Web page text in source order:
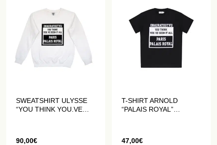
SWEATSHIRT ULYSSE
“YOU THINK YOU.VE
90,00€
T-SHIRT ARNOLD
“PALAIS ROYAL”
47,00€